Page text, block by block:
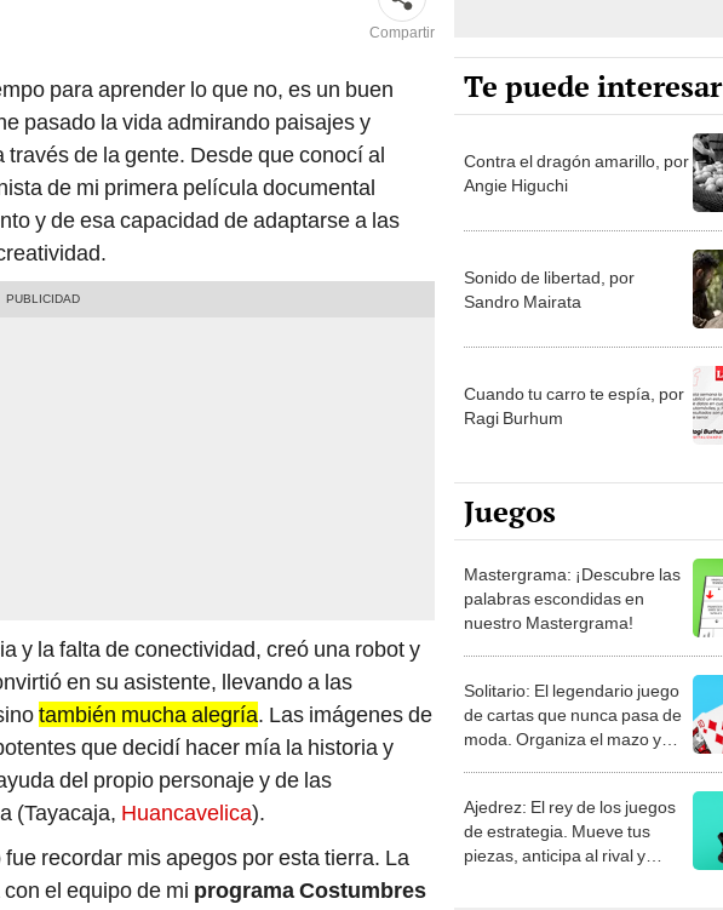
Compartir
para aprender lo que no, es un buen
pasado la vida admirando paisajes y
de la gente. Desde que conocí al
de mi primera película documental
y de esa capacidad de adaptarse a las
y la falta de conectividad, creó una robot y
en su asistente, llevando a las
también mucha alegría. Las imágenes de
que decidí hacer mía la historia y
del propio personaje y de las
(Tayacaja, Huancavelica).
recordar mis apegos por esta tierra. La
el equipo de mi programa Costumbres
Te puede interesar
Contra el dragón amarillo, por
Angie Higuchi
Sonido de libertad, por
Sandro Mairata
Cuando tu carro te espía, por
Ragi Burhum
Juegos
Mastergrama: ¡Descubre las
palabras escondidas en
nuestro Mastergrama!
Solitario: El legendario juego
de cartas que nunca pasa de
moda. Organiza el mazo y
Ajedrez: El rey de los juegos
de estrategia. Mueve tus
piezas, anticipa al rival y